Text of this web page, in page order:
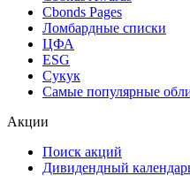
Cbonds Pages
Ломбардные списки
ЦФА
ESG
Сукук
Самые популярные
Акции
Поиск акций
Дивидендный